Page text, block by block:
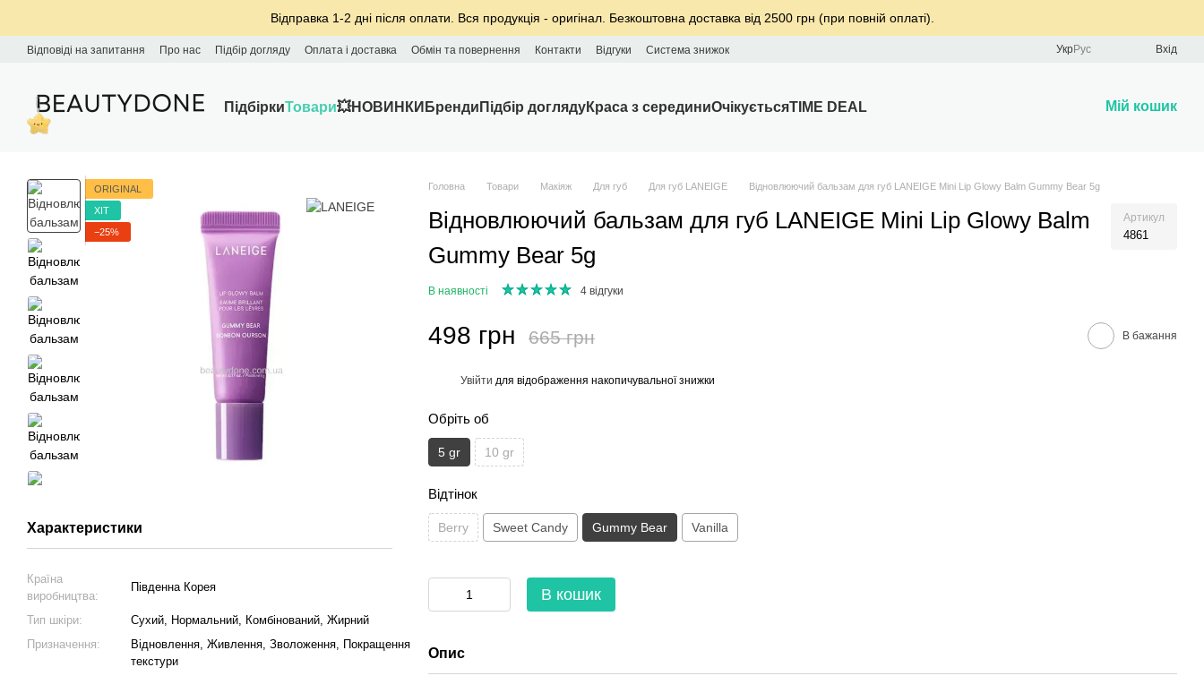
Відправка 1-2 дні після оплати. Вся продукція - оригінал. Безкоштовна доставка від 2500 грн (при повній оплаті).
Відповіді на запитання Про нас Підбір догляду Оплата і доставка Обмін та повернення Контакти Відгуки Система знижок УкрРус Вхід
ПідбіркиТовари💥НОВИНКИ Бренди Підбір доглядуКраса з серединиОчікуєтьсяTIME DEAL Мій кошик
ORIGINAL
ХІТ
−25%
Характеристики
Країна
виробництва:
Південна Корея
Тип шкіри:
Сухий, Нормальний, Комбінований, Жирний
Призначення:
Відновлення, Живлення, Зволоження, Покращення
текстури
Головна Товари Макіяж Для губ Для губ LANEIGE Відновлюючий бальзам для губ LANEIGE Mini Lip Glowy Balm Gummy Bear 5g
Відновлюючий бальзам для губ LANEIGE Mini Lip Glowy Balm
Gummy Bear 5g
Артикул
4861
В наявності 4 відгуки
498 грн 665 грн В бажання
Увійти для відображення накопичувальної знижки
Обріть об
5 gr 10 gr
Відтінок
Berry Sweet Candy Gummy Bear Vanilla
В кошик
Опис